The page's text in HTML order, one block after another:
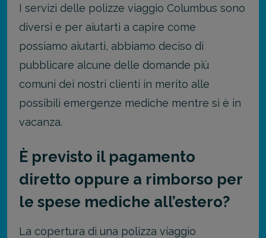
I servizi delle polizze viaggio Columbus sono
diversi e per aiutarti a capire come
possiamo aiutarti, abbiamo deciso di
pubblicare alcune delle domande più
comuni dei nostri clienti in merito alle
possibili emergenze mediche mentre si è in
vacanza.
È previsto il pagamento
diretto oppure a rimborso per
le spese mediche all’estero?
La copertura di una polizza viaggio